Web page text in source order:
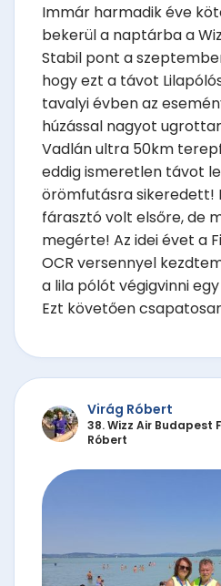
Immár harmadik éve
bekerül a naptárba a
Stabil pont a
hogy ezt a távot
tavalyi évben az
húzással nagyot
Vadlán ultra 50km
eddig ismeretlen távot
örömfutásra sikeredett!
fárasztó volt elsőre, de
megérte! Az idei évet a
OCR versennyel
a lila pólót végigvinni
Ezt követően
Virág Róbert
38. Wizz Air Budapest
Róbert